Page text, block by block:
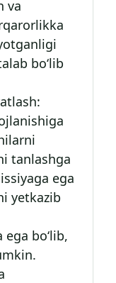
va
bo‘lib
tanlashga
ega
yetkazib
bo‘lib,